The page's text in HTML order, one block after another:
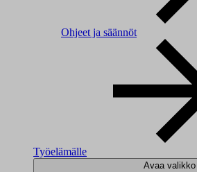
Ohjeet ja säännöt
Työelämälle
Avaa valikko